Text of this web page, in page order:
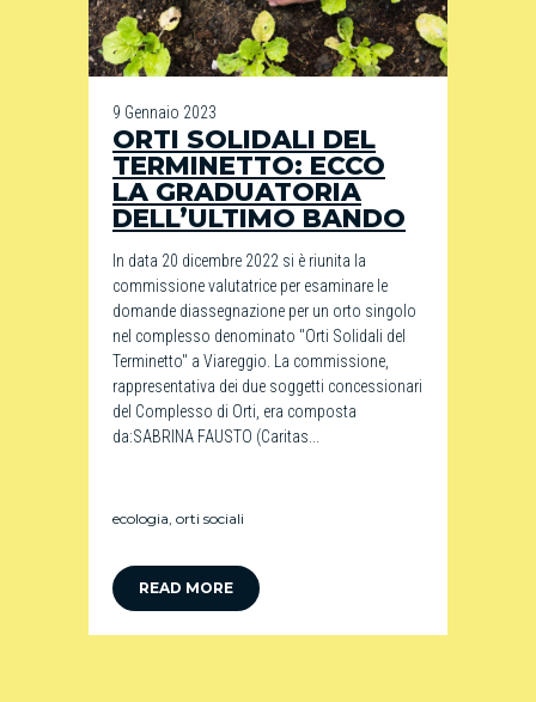
9 Gennaio 2023
ORTI SOLIDALI DEL
TERMINETTO: ECCO
LA GRADUATORIA
DELL’ULTIMO BANDO
In data 20 dicembre 2022 si è riunita la
commissione valutatrice per esaminare le
domande diassegnazione per un orto singolo
nel complesso denominato "Orti Solidali del
Terminetto" a Viareggio. La commissione,
rappresentativa dei due soggetti concessionari
del Complesso di Orti, era composta
da:SABRINA FAUSTO (Caritas...
ecologia orti sociali
READ MORE